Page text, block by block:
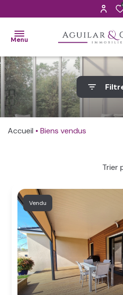
Menu
ACCUEIL
VENTES
ALERTE
MAIL
ESTIMATION
NOS
BIENS
VENDUS
LOCAL
PRO
Accueil Biens vendus
Trier
Vendu